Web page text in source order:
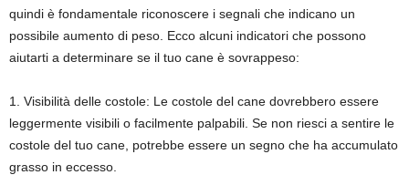
quindi è fondamentale riconoscere i segnali che indicano un
possibile aumento di peso. Ecco alcuni indicatori che possono
aiutarti a determinare se il tuo cane è sovrappeso:
1. Visibilità delle costole: Le costole del cane dovrebbero essere
leggermente visibili o facilmente palpabili. Se non riesci a sentire le
costole del tuo cane, potrebbe essere un segno che ha accumulato
grasso in eccesso.